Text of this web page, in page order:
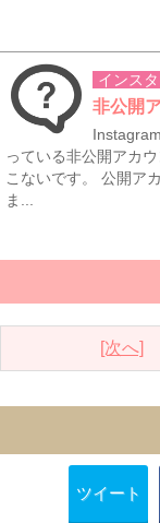
インス
非公開
っている非公開アカ
こないです。 公開ア
ま...
[次へ]
ツイート